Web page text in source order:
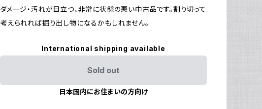
ダメージ・汚れが目立つ、非常に状態の悪い中古品です。割り切って
考えられれば掘り出し物になるかもしれません。
International shipping available
Sold out
日本国内にお住まいの方向け